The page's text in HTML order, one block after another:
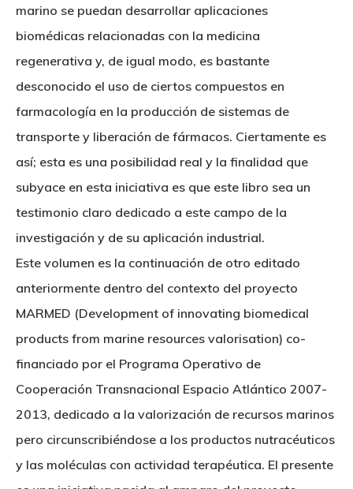
marino se puedan desarrollar aplicaciones
biomédicas relacionadas con la medicina
regenerativa y, de igual modo, es bastante
desconocido el uso de ciertos compuestos en
farmacología en la producción de sistemas de
transporte y liberación de fármacos. Ciertamente es
así; esta es una posibilidad real y la finalidad que
subyace en esta iniciativa es que este libro sea un
testimonio claro dedicado a este campo de la
investigación y de su aplicación industrial.
Este volumen es la continuación de otro editado
anteriormente dentro del contexto del proyecto
MARMED (Development of innovating biomedical
products from marine resources valorisation) co-
financiado por el Programa Operativo de
Cooperación Transnacional Espacio Atlántico 2007-
2013, dedicado a la valorización de recursos marinos
pero circunscribiéndose a los productos nutracéuticos
y las moléculas con actividad terapéutica. El presente
Nosotros
Organización
Directorio De Personal
Patronato
Novedades
Actualidad
Eventos
Proyectos